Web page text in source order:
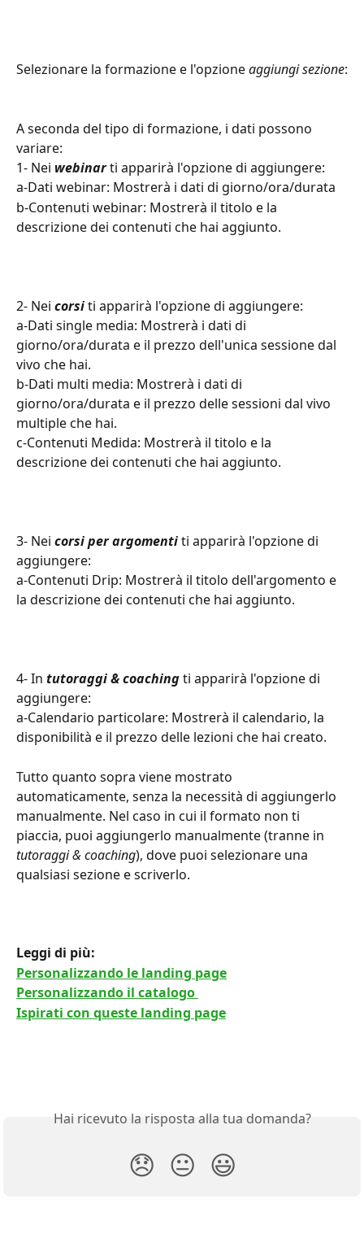
Selezionare la formazione e l'opzione aggiungi sezione:
A seconda del tipo di formazione, i dati possono
variare:
1- Nei webinar ti apparirà l'opzione di aggiungere:
a-Dati webinar: Mostrerà i dati di giorno/ora/durata
b-Contenuti webinar: Mostrerà il titolo e la
descrizione dei contenuti che hai aggiunto.
2- Nei corsi ti apparirà l'opzione di aggiungere:
a-Dati single media: Mostrerà i dati di
giorno/ora/durata e il prezzo dell'unica sessione dal
vivo che hai.
b-Dati multi media: Mostrerà i dati di
giorno/ora/durata e il prezzo delle sessioni dal vivo
multiple che hai.
c-Contenuti Medida: Mostrerà il titolo e la
descrizione dei contenuti che hai aggiunto.
3- Nei corsi per argomenti ti apparirà l'opzione di
aggiungere:
a-Contenuti Drip: Mostrerà il titolo dell'argomento e
la descrizione dei contenuti che hai aggiunto.
4- In tutoraggi & coaching ti apparirà l'opzione di
aggiungere:
a-Calendario particolare: Mostrerà il calendario, la
disponibilità e il prezzo delle lezioni che hai creato.
Tutto quanto sopra viene mostrato
automaticamente, senza la necessità di aggiungerlo
manualmente. Nel caso in cui il formato non ti
piaccia, puoi aggiungerlo manualmente (tranne in
tutoraggi & coaching), dove puoi selezionare una
qualsiasi sezione e scriverlo.
Leggi di più:
Personalizzando le landing page
Personalizzando il catalogo
Ispirati con queste landing page
Hai ricevuto la risposta alla tua domanda?
😞 😐 😃